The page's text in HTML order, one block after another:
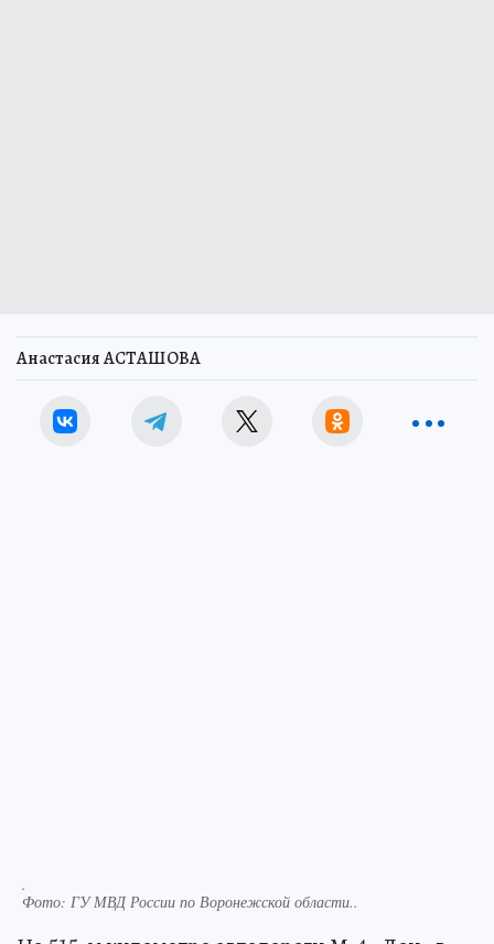
Анастасия АСТАШОВА
.
Фото: ГУ МВД России по Воронежской области..